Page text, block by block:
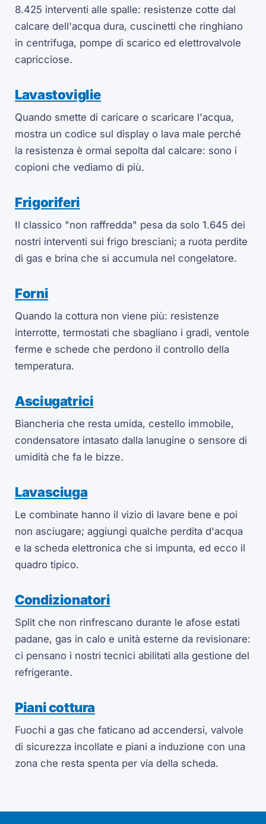
8.425 interventi alle spalle: resistenze cotte dal
calcare dell'acqua dura, cuscinetti che ringhiano
in centrifuga, pompe di scarico ed elettrovalvole
capricciose.
Lavastoviglie
Quando smette di caricare o scaricare l'acqua,
mostra un codice sul display o lava male perché
la resistenza è ormai sepolta dal calcare: sono i
copioni che vediamo di più.
Frigoriferi
Il classico "non raffredda" pesa da solo 1.645 dei
nostri interventi sui frigo bresciani; a ruota perdite
di gas e brina che si accumula nel congelatore.
Forni
Quando la cottura non viene più: resistenze
interrotte, termostati che sbagliano i gradi, ventole
ferme e schede che perdono il controllo della
temperatura.
Asciugatrici
Biancheria che resta umida, cestello immobile,
condensatore intasato dalla lanugine o sensore di
umidità che fa le bizze.
Lavasciuga
Le combinate hanno il vizio di lavare bene e poi
non asciugare; aggiungi qualche perdita d'acqua
e la scheda elettronica che si impunta, ed ecco il
quadro tipico.
Condizionatori
Split che non rinfrescano durante le afose estati
padane, gas in calo e unità esterne da revisionare:
ci pensano i nostri tecnici abilitati alla gestione del
refrigerante.
Piani cottura
Fuochi a gas che faticano ad accendersi, valvole
di sicurezza incollate e piani a induzione con una
zona che resta spenta per via della scheda.